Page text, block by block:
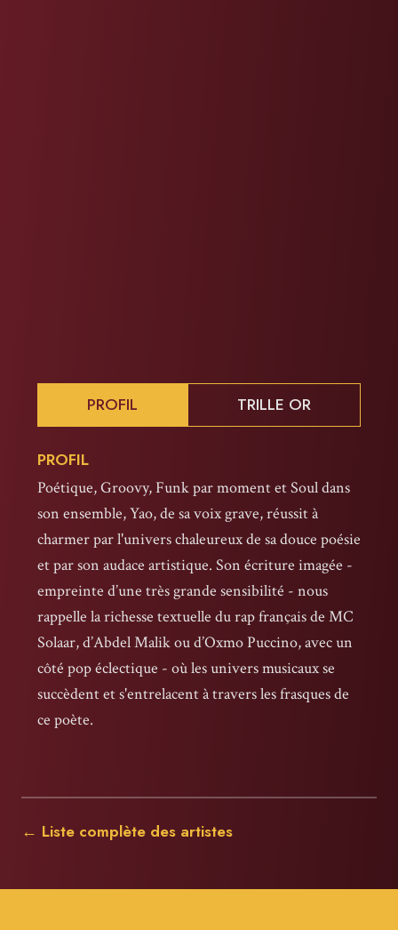
PROFIL TRILLE OR
PROFIL
Poétique, Groovy, Funk par moment et Soul dans
son ensemble, Yao, de sa voix grave, réussit à
charmer par l'univers chaleureux de sa douce poésie
et par son audace artistique. Son écriture imagée -
empreinte d’une très grande sensibilité - nous
rappelle la richesse textuelle du rap français de MC
Solaar, d’Abdel Malik ou d’Oxmo Puccino, avec un
côté pop éclectique - où les univers musicaux se
succèdent et s'entrelacent à travers les frasques de
ce poète.
← Liste complète des artistes